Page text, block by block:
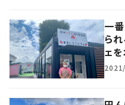
一
ら
ェ
2021/